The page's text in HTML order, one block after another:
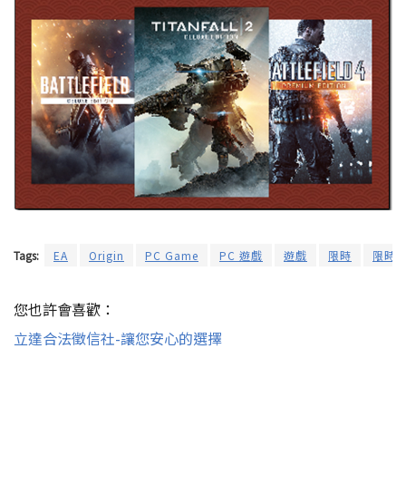
Tags: EA Origin PC Game PC 遊戲 遊戲 限時 限時
您也許會喜歡：
立達合法徵信社-讓您安心的選擇